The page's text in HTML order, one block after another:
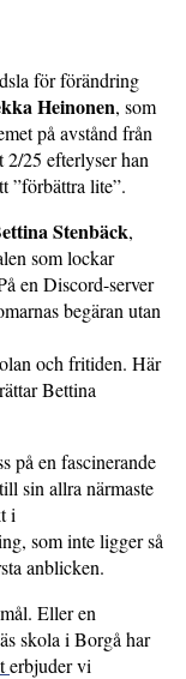
för förändring
Heinonen, som
på avstånd från
25 efterlyser han
”förbättra lite”.
Stenbäck,
som lockar
en Discord-server
begäran utan
och fritiden. Här
Bettina
på en fascinerande
sin allra närmaste
i
som inte ligger så
anblicken.
Eller en
skola i Borgå har
erbjuder vi